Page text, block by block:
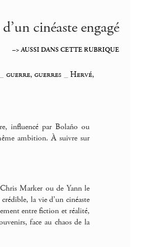
cinéaste engagé
–> AUSSI DANS CETTE RUBRIQUE
guerre, guerres _ Hervé,
influencé par Bolaño ou
ambition. À suivre sur
Marker ou de Yann le
la vie d’un cinéaste
entre fiction et réalité,
face au chaos de la